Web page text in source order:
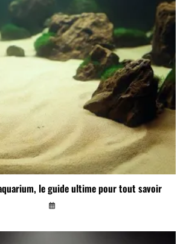
le guide ultime pour tout savoir